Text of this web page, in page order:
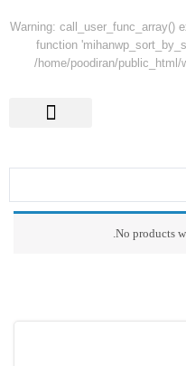
Warning: call_user_func_array()
function
/home/poodiran/
No products